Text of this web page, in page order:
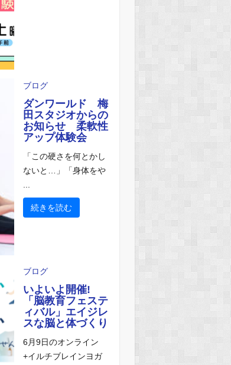
ブログ
ダンワールド 梅
田スタジオからの
お知らせ 柔軟性
アップ体験会
「この硬さを何とかし
ないと…」「身体をや
...
続きを読む
ブログ
いよいよ開催!
「脳教育フェステ
ィバル」エイジレ
スな脳と体づくり
6月9日のオンライン
+イルチブレインヨガ